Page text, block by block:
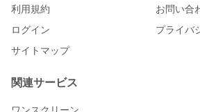
利用規約
お問い合
ログイン
プライバ
サイトマップ
関連サービス
ワンスクリーン